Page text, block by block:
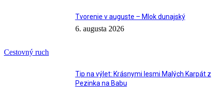
Cestovný ruch
Tvorenie v auguste – Mlok dunajský
6. augusta 2026
Tip na výlet: Krásnymi lesmi Malých Karpát z
Pezinka na Babu